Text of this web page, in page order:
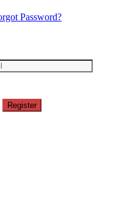
Password?
Register